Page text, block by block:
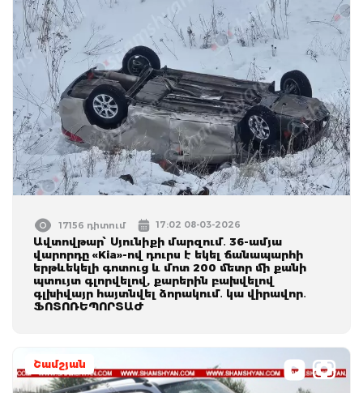
17156 դիտում 17:02 08-03-2026
Ավտովթար՝ Սյունիքի մարզում․ 36-ամյա
վարորդը «Kia»-ով դուրս է եկել ճանապարհի
երթևեկելի գոտուց և մոտ 200 մետր մի քանի
պտույտ գլորվելով, քարերին բախվելով
գլխիվայր հայտնվել ձորակում․ կա վիրավոր․
ՖՈՏՈՌԵՊՈՐՏԱԺ
Շամշյան